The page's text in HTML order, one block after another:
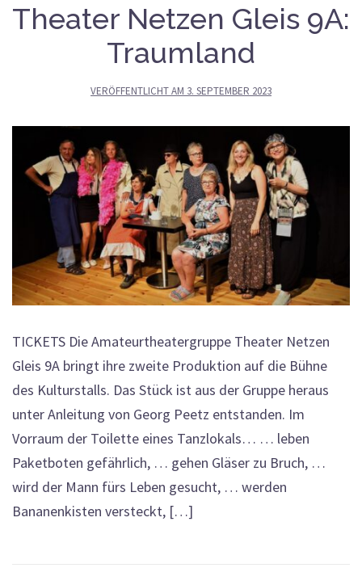
Theater Netzen Gleis 9A:
Traumland
VERÖFFENTLICHT AM 3. SEPTEMBER 2023
TICKETS Die Amateurtheatergruppe Theater Netzen
Gleis 9A bringt ihre zweite Produktion auf die Bühne
des Kulturstalls. Das Stück ist aus der Gruppe heraus
unter Anleitung von Georg Peetz entstanden. Im
Vorraum der Toilette eines Tanzlokals… … leben
Paketboten gefährlich, … gehen Gläser zu Bruch, …
wird der Mann fürs Leben gesucht, … werden
Bananenkisten versteckt, […]